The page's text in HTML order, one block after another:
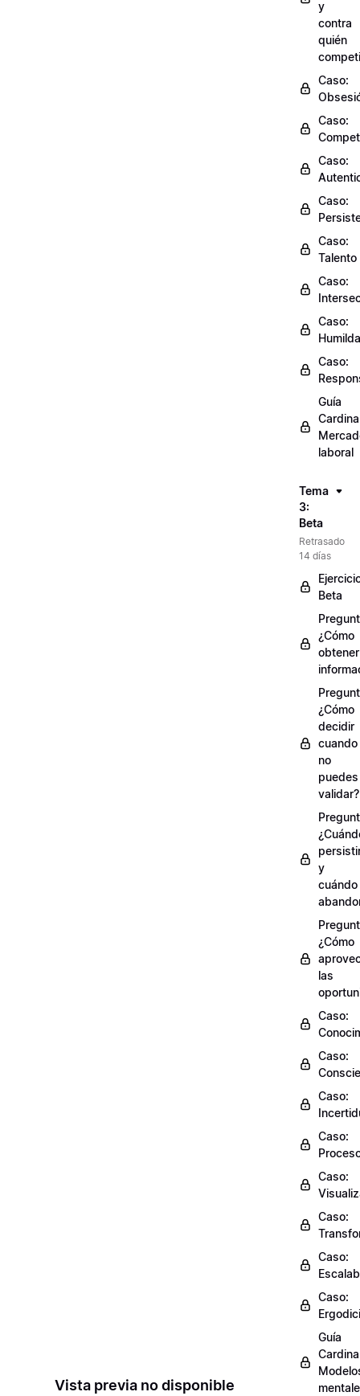
Vista previa no disponible
y
contra
quién
Caso:
Caso:
Caso:
Caso:
Caso:
Talento
Caso:
Caso:
Caso:
Guía
laboral
Tema
3:
Beta
Retrasado
14 días
Beta
¿Cómo
obtener
¿Cómo
decidir
cuando
no
puedes
validar?
y
cuándo
¿Cómo
las
Caso:
Caso:
Caso:
Caso:
Caso:
Caso:
Caso:
Caso:
Guía